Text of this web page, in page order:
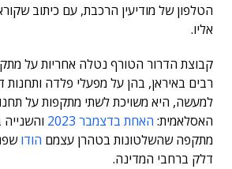
הטלפון של מודיעין הרכבת, עם כיתוב
אליו.
קבוצת הדרור הטורף נטלה אחריות על
רבים באיראן, בהן על מפעלי פלדה ותחנות
למעשה, היא משויכת לשתי מתקפות על
האסלאמית: האחת בדצמבר 2023
מתקפה שהשלטונות בטהרן עצמם הודו
דלק ברחבי המדינה.